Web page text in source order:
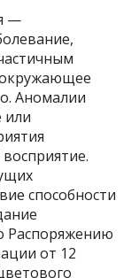
—
окружающее
Аномалии
или
способности
Распоряжению
от 12